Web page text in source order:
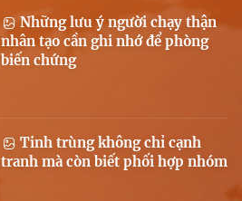
Những lưu ý người chạy thận
nhân tạo cần ghi nhớ để phòng
biến chứng
Tinh trùng không chỉ cạnh
tranh mà còn biết phối hợp nhóm